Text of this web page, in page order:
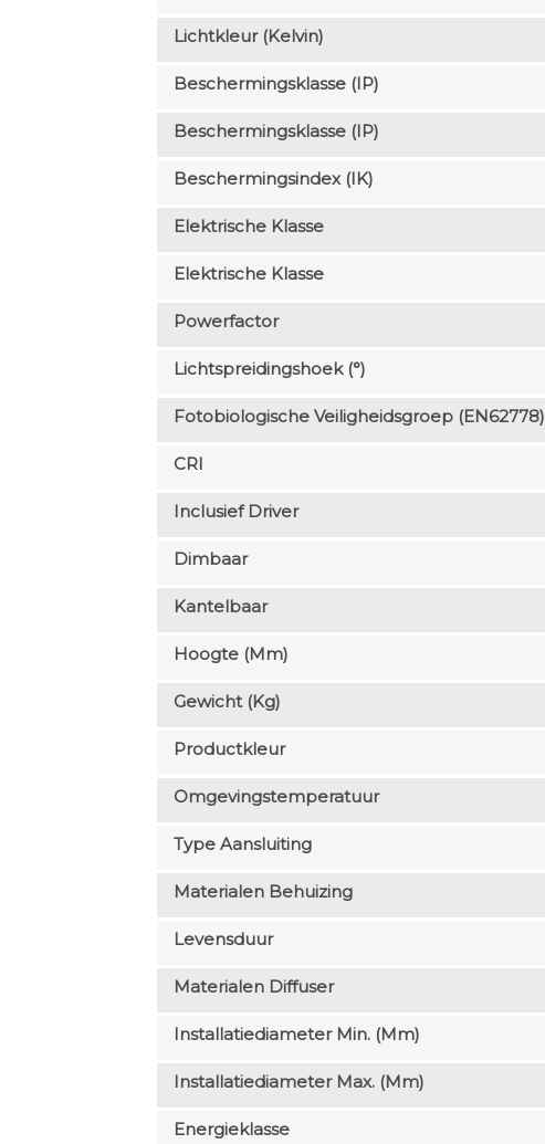
Lichtkleur (Kelvin)
Beschermingsklasse (IP)
Beschermingsklasse (IP)
Beschermingsindex (IK)
Elektrische Klasse
Elektrische Klasse
Powerfactor
Lichtspreidingshoek (°)
Fotobiologische Veiligheidsgroep (EN62778)
CRI
Inclusief Driver
Dimbaar
Kantelbaar
Hoogte (mm)
Gewicht (kg)
Productkleur
Omgevingstemperatuur
Type Aansluiting
Materialen Behuizing
Levensduur
Materialen Diffuser
Installatiediameter Min. (mm)
Installatiediameter Max. (mm)
Energieklasse